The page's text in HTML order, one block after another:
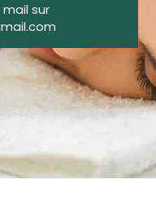
sur